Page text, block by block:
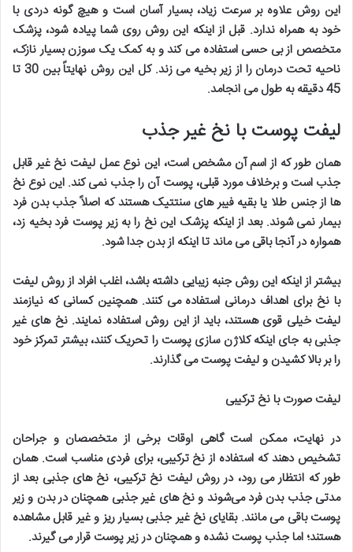
این روش علاوه بر سرعت زیاد، بسیار آسان است و هیچ گونه دردی با
خود به همراه ندارد. قبل از اینکه این روش روی شما پیاده شود، پزشک
متخصص از بی حسی استفاده می کند و به کمک یک سوزن بسیار نازک،
ناحیه تحت درمان را از زیر بخیه می زند. کل این روش نهایتاً بین 30 تا
45 دقیقه به طول می انجامد
.
لیفت پوست با نخ غیر جذب
همان طور که از اسم آن مشخص است، این نوع عمل لیفت نخ غیر قابل
جذب است و برخلاف مورد قبلی، پوست آن را جذب نمی کند. این نوع نخ
ها از جنس طلا یا بقیه فیبر های سنتتیک هستند که اصلاً جذب بدن فرد
بیمار نمی شوند. بعد از اینکه پزشک این نخ را به زیر پوست فرد بخیه زد،
همواره در آنجا باقی می ماند تا اینکه از بدن جدا شود.
بیشتر از اینکه این روش جنبه زیبایی داشته باشد، اغلب افراد از روش لیفت
با نخ برای اهداف درمانی استفاده می کنند. همچنین کسانی که نیازمند
لیفت خیلی قوی هستند، باید از این روش استفاده نمایند. نخ های غیر
جذبی به جای اینکه کلاژن سازی پوست را تحریک کنند، بیشتر تمرکز خود
را بر بالا کشیدن و لیفت پوست می گذارند.
لیفت صورت با نخ ترکیبی
در نهایت، ممکن است گاهی اوقات برخی از متخصصان و جراحان
تشخیص دهند که استفاده از نخ ترکیبی، برای فردی مناسب است. همان
طور که انتظار می رود، در روش لیفت نخ ترکیبی، نخ های جذبی بعد از
مدتی جذب بدن فرد می‌شوند و نخ های غیر جذبی همچنان در بدن و زیر
پوست باقی می مانند. بقایای نخ غیر جذبی بسیار ریز و غیر قابل مشاهده
هستند؛ اما جذب پوست نشده و همچنان در زیر پوست قرار می گیرند.